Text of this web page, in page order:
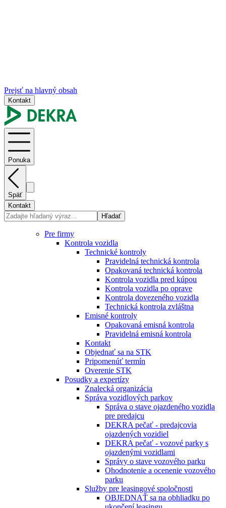
Prejsť na hlavný obsah
Kontakt
Ponuka
Späť
Kontakt
Hľadať
Pre firmy
Kontrola vozidla
Technické kontroly
Pravidelná technická kontrola
Opakovaná technická kontrola
Kontrola vozidla pred kúpou
Kontrola vozidla po oprave
Kontrola dovezeného vozidla
Technická kontrola zvláštna
Emisné kontroly
Opakovaná emisná kontrola
Pravidelná emisná kontrola
Kontakt
Objednať sa na STK
Pripomenúť termín
Overenie STK
Posudky a expertízy
Znalecká organizácia
Správa vozidlových parkov
Správa o stave ojazdeného vozidla
pre predajcu
DEKRA pečať - predajcovia
ojazdených vozidiel
DEKRA pečať - vozové parky s
ojazdenými vozidlami
Správy o stave vozového parku
Ohodnotenie a ocenenie vozového
parku
Služby pre leasingové spoločnosti
OBJEDNAŤ sa na obhliadku po